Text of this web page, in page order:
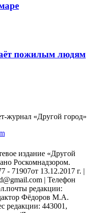
пожилым людям
журнал «Другой город»
издание «Другой
Роскомнадзором.
71907от 13.12.2017 г. |
| Телефон
редакции:
Фёдоров М.А.
редакции: 443001,